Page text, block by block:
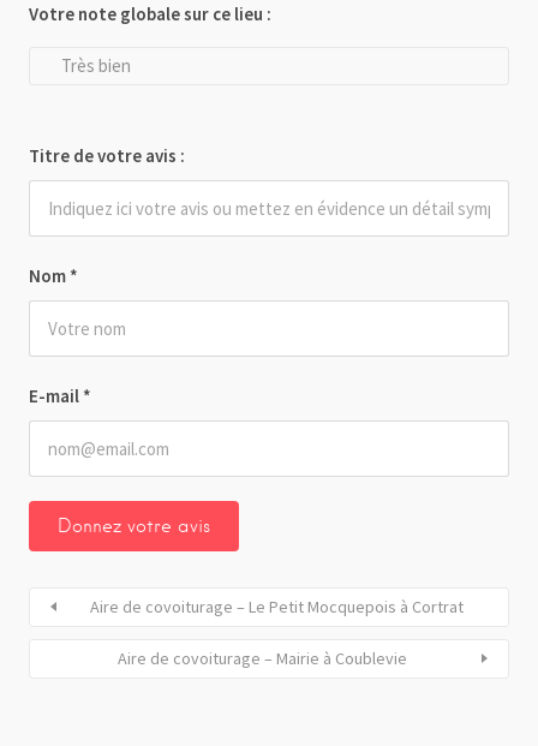
Nom *
E-mail *
Votre note globale sur ce lieu :
Très bien
Titre de votre avis :
Aire de covoiturage – Le Petit Mocquepois à Cortrat
Aire de covoiturage – Mairie à Coublevie